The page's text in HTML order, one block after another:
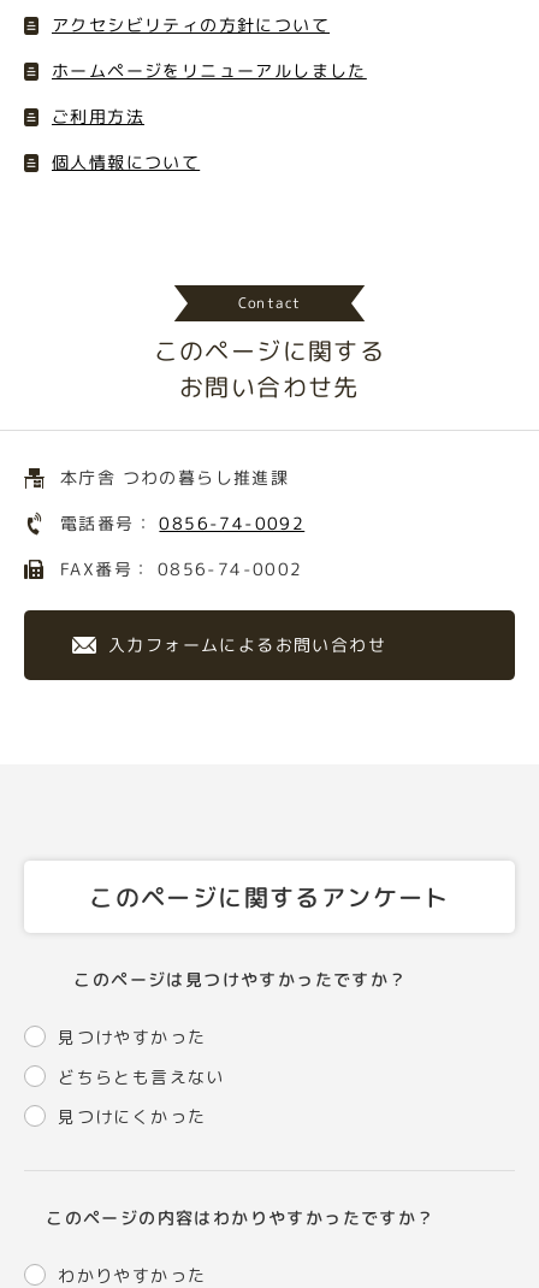
アクセシビリティの方針について
ホームページをリニューアルしました
ご利用方法
個人情報について
Contact
このページに関する
お問い合わせ先
本庁舎 つわの暮らし推進課
電話番号：0856-74-0092
FAX番号： 0856-74-0002
入力フォームによるお問い合わせ
このページに関するアンケート
このページは見つけやすかったですか？
見つけやすかった
どちらとも言えない
見つけにくかった
このページの内容はわかりやすかったですか？
わかりやすかった